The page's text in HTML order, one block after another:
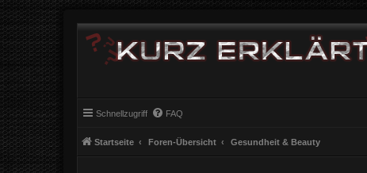
Schnellzugriff FAQ
Startseite Foren-Übersicht Gesundheit & Beauty